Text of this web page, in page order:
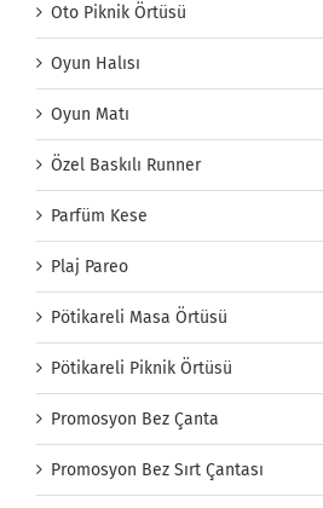
Oto Piknik Örtüsü
Oyun Halısı
Oyun Matı
Özel Baskılı Runner
Parfüm Kese
Plaj Pareo
Pötikareli Masa Örtüsü
Pötikareli Piknik Örtüsü
Promosyon Bez Çanta
Promosyon Bez Sırt Çantası